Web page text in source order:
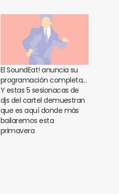
El SoundEat! anuncia su
programación completa…
Y estas 5 sesionacas de
djs del cartel demuestran
que es aquí donde más
bailaremos esta
primavera